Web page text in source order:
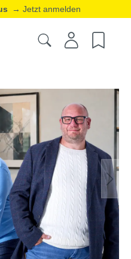
→ Jetzt registrierenⓘ